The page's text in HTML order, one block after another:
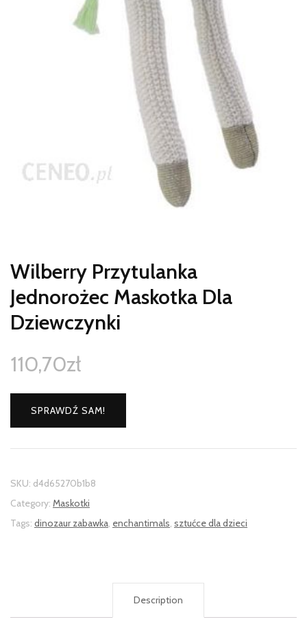
Wilberry Przytulanka
Jednorożec Maskotka Dla
Dziewczynki
110,70zł
SPRAWDŹ SAM!
SKU: d4d65270b1b8
Category: Maskotki
Tags: dinozaur zabawka enchantimals sztućce dla dzieci
Description